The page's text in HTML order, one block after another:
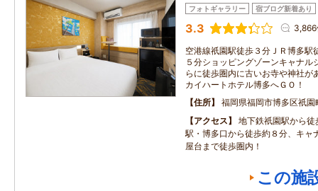
フォトギャラリー 宿ブログ新着あり
3.3
空港線祇園駅徒歩３分ＪＲ博多駅
５分ショッピングゾーンキャナル
らに徒歩圏内に古いお寺や神社が
カイハートホテル博多へＧＯ！
住所
福岡県福岡市博多区祇
アクセス
地下鉄祇園駅から
駅・博多口から徒歩約８分、キャ
屋台まで徒歩圏内！
この施